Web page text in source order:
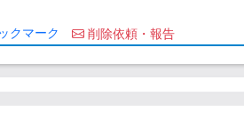
クマーク 削除依頼・報告